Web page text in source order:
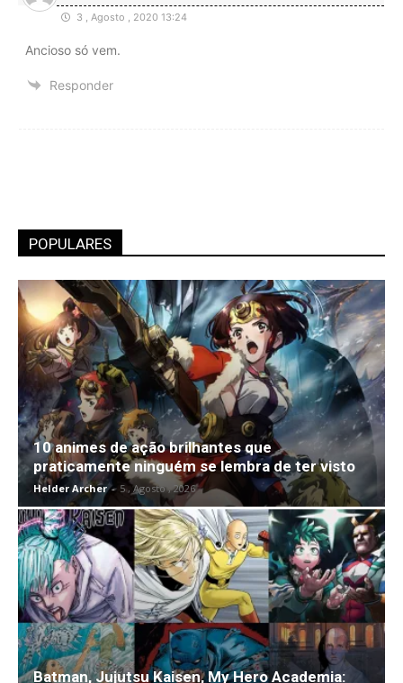
3 , Agosto , 2020 13:24
Ancioso só vem.
Responder
POPULARES
10 animes de ação brilhantes que
praticamente ninguém se lembra de ter visto
Helder Archer - 5 , Agosto , 2026
Batman, Jujutsu Kaisen, My Hero Academia: